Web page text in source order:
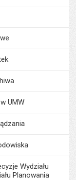
UMW
Wydziału
Planowania